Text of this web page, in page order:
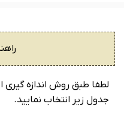
لطفا طبق روش اندازه گیری
جدول زیر انتخاب نمایید.